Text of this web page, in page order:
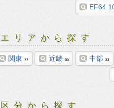
EF64
エリアから探す
関東 77 近畿 65 中部 33
区分から探す